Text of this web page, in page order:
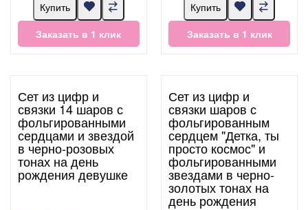
Купить
Заказать в 1 клик
Купить
Заказать в 1 клик
Сет из цифр и
связки 14 шаров с
фольгированными
сердцами и звездой
в черно-розовых
тонах на день
рождения девушке
Сет из цифр и
связки шаров с
фольгированным
сердцем "Детка, ты
просто космос" и
фольгированными
звездами в черно-
золотых тонах на
день рождения